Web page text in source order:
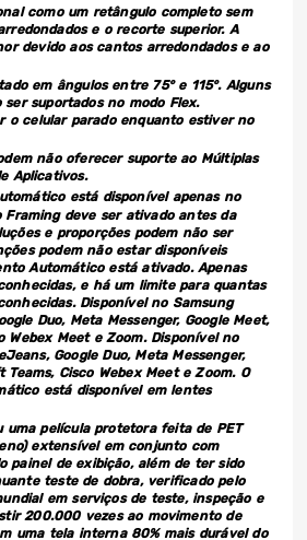
como um retângulo completo sem
e o recorte superior. A
devido aos cantos arredondados e ao
em ângulos entre 75° e 115°. Alguns
suportados no modo Flex.
o celular parado enquanto estiver no
não oferecer suporte ao Múltiplas
Aplicativos.
está disponível apenas no
Framing deve ser ativado antes da
e proporções podem não ser
podem não estar disponíveis
Automático está ativado. Apenas
e há um limite para quantas
Disponível no Samsung
Duo, Meta Messenger, Google Meet,
Webex Meet e Zoom. Disponível no
Google Duo, Meta Messenger,
Teams, Cisco Webex Meet e Zoom. O
está disponível em lentes
uma película protetora feita de PET
extensível em conjunto com
painel de exibição, além de ter sido
teste de dobra, verificado pelo
em serviços de teste, inspeção e
200.000 vezes ao movimento de
uma tela interna 80% mais durável do